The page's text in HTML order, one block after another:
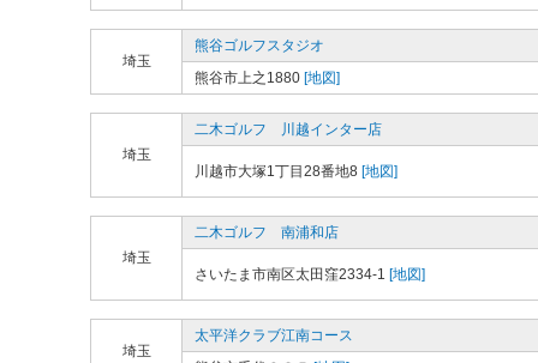
埼玉
熊谷ゴルフスタジオ
熊谷市上之1880 [地図]
埼玉
二木ゴルフ 川越インター店
川越市大塚1丁目28番地8 [地図]
埼玉
二木ゴルフ 南浦和店
さいたま市南区太田窪2334-1 [地図]
埼玉
太平洋クラブ江南コース